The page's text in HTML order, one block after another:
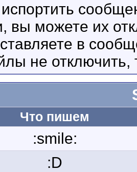
вы можете их
в
не отключить,
Что пишем
:smile:
:D